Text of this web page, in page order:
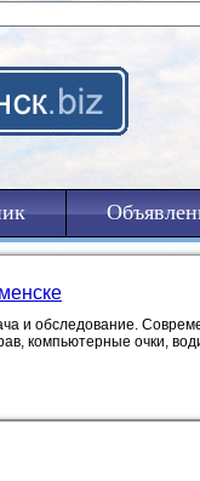
и обследование.
компьютерные очки,